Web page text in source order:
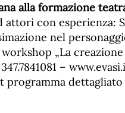
alla formazione
con esperienza:
nel
„La
–
programma